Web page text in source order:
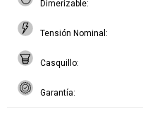
Dimerizable
Tensión Nominal
Casquillo
Garantía